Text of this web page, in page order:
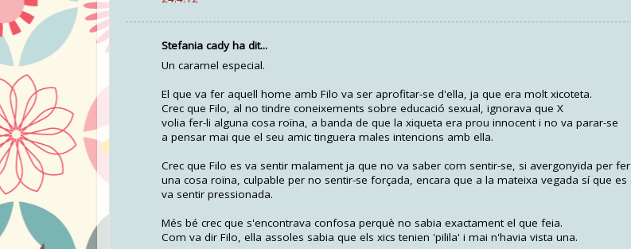
Stefania cady ha dit...
Un caramel especial.
El que va fer aquell home amb Filo va ser aprofitar-se d'ella, ja que era molt xicoteta.
Crec que Filo, al no tindre coneixements sobre educació sexual, ignorava que X
volia fer-li alguna cosa roïna, a banda de que la xiqueta era prou innocent i no va parar-se
a pensar mai que el seu amic tinguera males intencions amb ella.
Crec que Filo es va sentir malament ja que no va saber com sentir-se, si avergonyida per fer
una cosa roïna, culpable per no sentir-se forçada, encara que a la mateixa vegada sí que es
va sentir pressionada.
Més bé crec que s'encontrava confosa perquè no sabia exactament el que feia.
Com va dir Filo, ella assoles sabia que els xics tenien 'pilila' i mai n'havia vista una.